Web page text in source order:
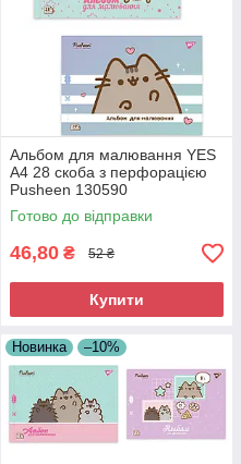
Альбом для малювання YES
А4 28 скоба з перфорацією
Pusheen 130590
Готово до відправки
46,80 ₴ 52 ₴
Купити
Новинка –10%